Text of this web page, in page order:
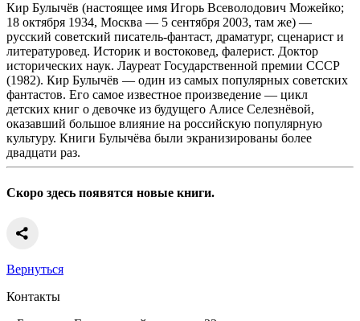
Кир Булычёв (настоящее имя Игорь Всеволодович Можейко;
18 октября 1934, Москва — 5 сентября 2003, там же) —
русский советский писатель-фантаст, драматург, сценарист и
литературовед. Историк и востоковед, фалерист. Доктор
исторических наук. Лауреат Государственной премии СССР
(1982). Кир Булычёв — один из самых популярных советских
фантастов. Его самое известное произведение — цикл
детских книг о девочке из будущего Алисе Селезнёвой,
оказавший большое влияние на российскую популярную
культуру. Книги Булычёва были экранизированы более
двадцати раз.
Скоро здесь появятся новые книги.
Вернуться
Контакты